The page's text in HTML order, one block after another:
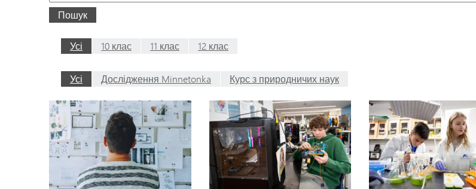
Пошук
Усі 10 клас 11 клас 12 клас
Усі Дослідження Minnetonka Курс з природничих наук